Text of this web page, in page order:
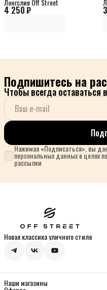
4 250 ₽
Лонгслив Off Street
Подпишитесь на
Чтобы всегда оставаться
Нажимая «Подписаться», вы
персональных данных в целях
рассылки
Новая классика уличного стиля
Наши магазины